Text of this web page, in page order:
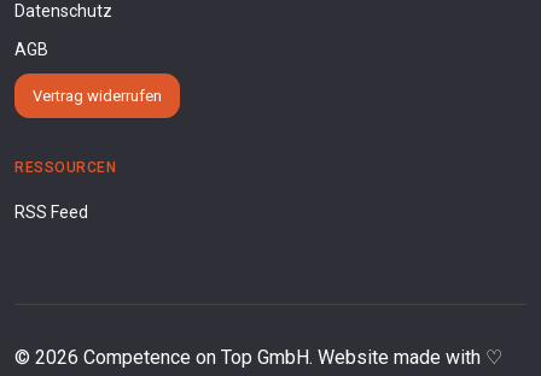
Datenschutz
AGB
Vertrag widerrufen
RESSOURCEN
RSS Feed
© 2026 Competence on Top GmbH. Website made with ♡